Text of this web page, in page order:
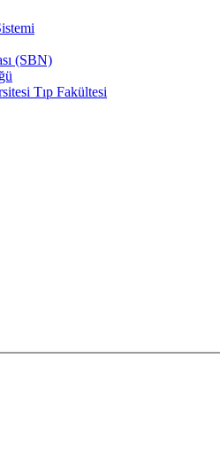
(SBN)
Tıp Fakültesi